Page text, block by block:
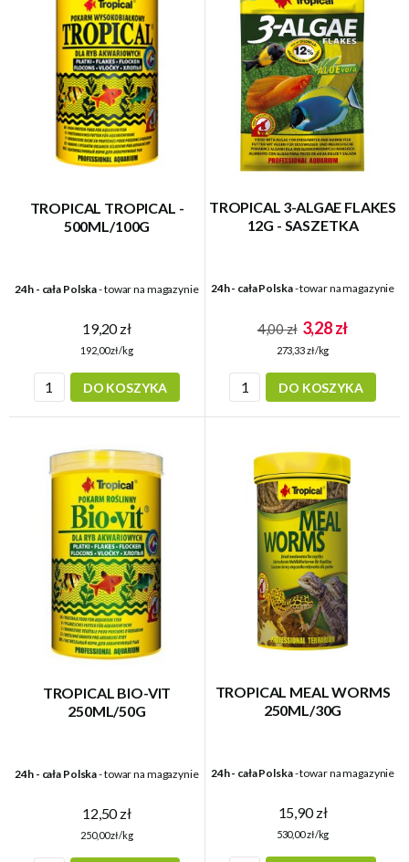
TROPICAL TROPICAL -
500ML/100G
24h - cała Polska- towar na magazynie
19,20 zł
192,00 zł/kg
DO KOSZYKA
TROPICAL 3-ALGAE FLAKES
12G - SASZETKA
24h - cała Polska- towar na magazynie
4,00 zł 3,28 zł
273,33 zł/kg
DO KOSZYKA
TROPICAL BIO-VIT
250ML/50G
24h - cała Polska- towar na magazynie
12,50 zł
250,00 zł/kg
TROPICAL MEAL WORMS
250ML/30G
24h - cała Polska- towar na magazynie
15,90 zł
530,00 zł/kg